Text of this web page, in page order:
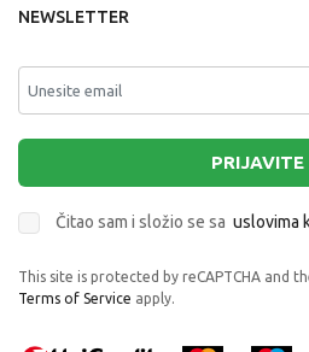
NEWSLETTER
PRIJAVITE
Čitao sam i složio se sa uslovima
This site is protected by reCAPTCHA and
Terms of Service apply.